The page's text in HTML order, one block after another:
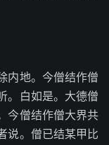
内地。今僧结作僧
。白如是。大德僧
今僧结作僧大界共
说。僧已结某甲比